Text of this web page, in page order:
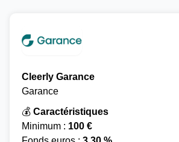
Cleerly Garance
Garance
💰 Caractéristiques
Minimum : 100 €